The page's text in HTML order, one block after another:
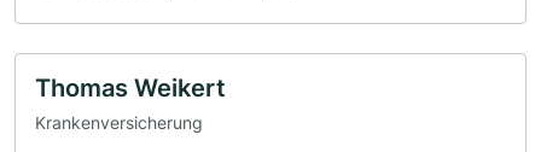
Thomas Weikert
Krankenversicherung